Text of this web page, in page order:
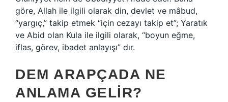
göre, Allah ile ilgili olarak din, devlet ve mâbud,
“yargıç,” takip etmek “için cezayı takip et”; Yaratık
ve Abid olan Kula ile ilgili olarak, “boyun eğme,
iflas, görev, ibadet anlayışı” dır.
DEM ARAPÇADA NE
ANLAMA GELIR?